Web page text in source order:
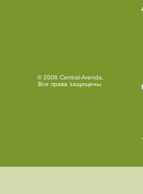
© 2006 Central-Arenda.
Все права защищены.